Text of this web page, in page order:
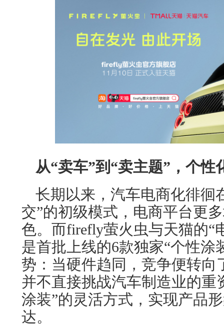
从“卖车”到“卖主题”，个性
长期以来，汽车电商化徘徊
交”的初级模式，电商平台更
色。而firefly萤火虫与天猫的“
是首批上线的6款独家“个性涂
势：当硬件趋同，竞争便转向
并不直接挑战汽车制造业的重
涂装”的灵活方式，实现产品
达。